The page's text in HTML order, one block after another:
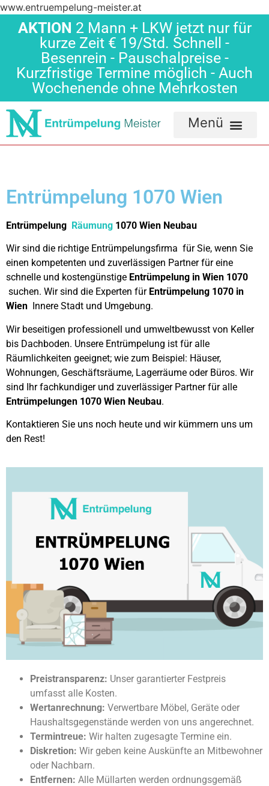
www.entruempelung-meister.at
AKTION 2 Mann + LKW jetzt nur für
kurze Zeit € 19/Std. Schnell -
Besenrein - Pauschalpreise -
Kurzfristige Termine möglich - Auch
Wochenende ohne Mehrkosten
Entrümpelung 1070 Wien
Entrümpelung Räumung 1070 Wien Neubau
Wir sind die richtige Entrümpelungsfirma für Sie, wenn Sie
einen kompetenten und zuverlässigen Partner für eine
schnelle und kostengünstige Entrümpelung in Wien 1070
suchen. Wir sind die Experten für Entrümpelung 1070 in
Wien
Innere Stadt und Umgebung.
Wir beseitigen professionell und umweltbewusst von Keller
bis Dachboden. Unsere Entrümpelung ist für alle
Räumlichkeiten geeignet; wie zum Beispiel: Häuser,
Wohnungen, Geschäftsräume, Lagerräume oder Büros. Wir
sind Ihr fachkundiger und zuverlässiger Partner für alle
Entrümpelungen 1070 Wien Neubau.
Kontaktieren Sie uns noch heute und wir kümmern uns um
den Rest!
Preistransparenz: Unser garantierter Festpreis
umfasst alle Kosten.
Wertanrechnung: Verwertbare Möbel, Geräte oder
Haushaltsgegenstände werden von uns angerechnet.
Termintreue: Wir halten zugesagte Termine ein.
Diskretion: Wir geben keine Auskünfte an Mitbewohner
oder Nachbarn.
Entfernen: Alle Müllarten werden ordnungsgemäß